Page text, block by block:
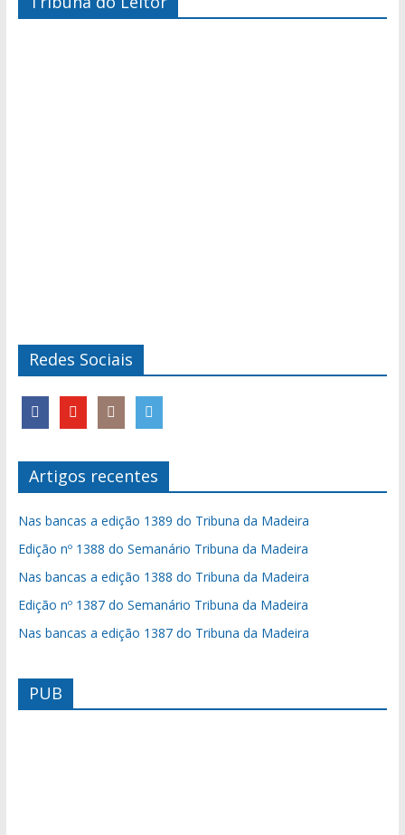
Redes Sociais
Artigos recentes
Nas bancas a edição 1389 do Tribuna da Madeira
Edição nº 1388 do Semanário Tribuna da Madeira
Nas bancas a edição 1388 do Tribuna da Madeira
Edição nº 1387 do Semanário Tribuna da Madeira
Nas bancas a edição 1387 do Tribuna da Madeira
PUB